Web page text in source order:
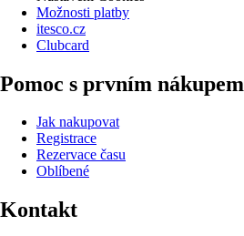
Možnosti platby
itesco.cz
Clubcard
Pomoc s prvním nákupem
Jak nakupovat
Registrace
Rezervace času
Oblíbené
Kontakt